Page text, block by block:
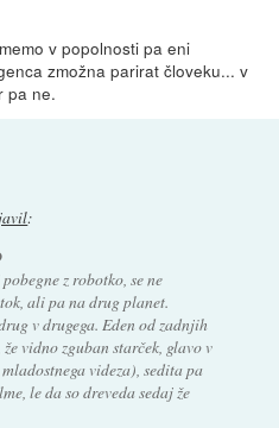
v popolnosti pa eni
zmožna parirat človeku... v
pa ne.
:
z robotko, se ne
ali pa na drug planet.
v drugega. Eden od zadnjih
vidno zguban starček, glavo v
videza), sedita pa
le da so dreveda sedaj že